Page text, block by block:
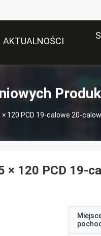
AKTUALNOŚCI
120 PCD 19-calowe 20-
× 120 PCD 19-